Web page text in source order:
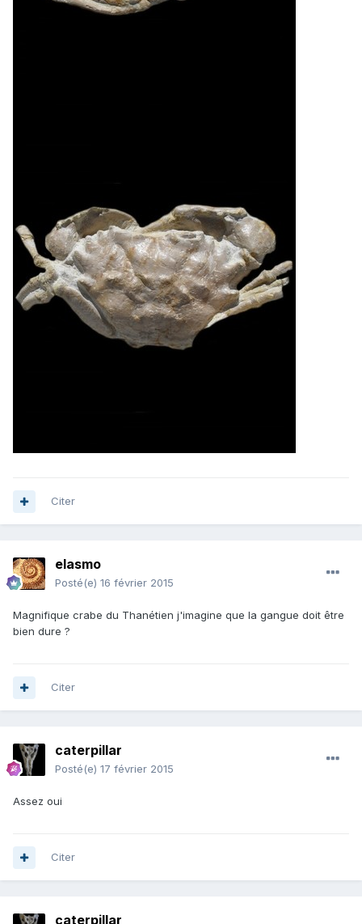
Citer
elasmo
Posté(e) 16 février 2015
Magnifique crabe du Thanétien j'imagine que la gangue doit être
bien dure ?
Citer
caterpillar
Posté(e) 17 février 2015
Assez oui
Citer
caterpillar